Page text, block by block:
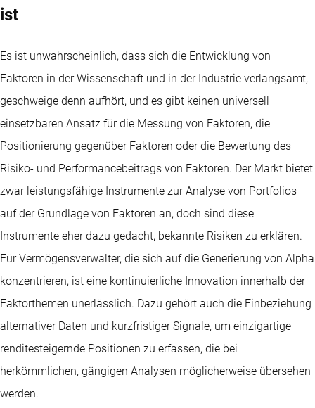
ist
Es ist unwahrscheinlich, dass sich die Entwicklung von
Faktoren in der Wissenschaft und in der Industrie verlangsamt,
geschweige denn aufhört, und es gibt keinen universell
einsetzbaren Ansatz für die Messung von Faktoren, die
Positionierung gegenüber Faktoren oder die Bewertung des
Risiko- und Performancebeitrags von Faktoren. Der Markt bietet
zwar leistungsfähige Instrumente zur Analyse von Portfolios
auf der Grundlage von Faktoren an, doch sind diese
Instrumente eher dazu gedacht, bekannte Risiken zu erklären.
Für Vermögensverwalter, die sich auf die Generierung von Alpha
konzentrieren, ist eine kontinuierliche Innovation innerhalb der
Faktorthemen unerlässlich. Dazu gehört auch die Einbeziehung
alternativer Daten und kurzfristiger Signale, um einzigartige
renditesteigernde Positionen zu erfassen, die bei
herkömmlichen, gängigen Analysen möglicherweise übersehen
werden.